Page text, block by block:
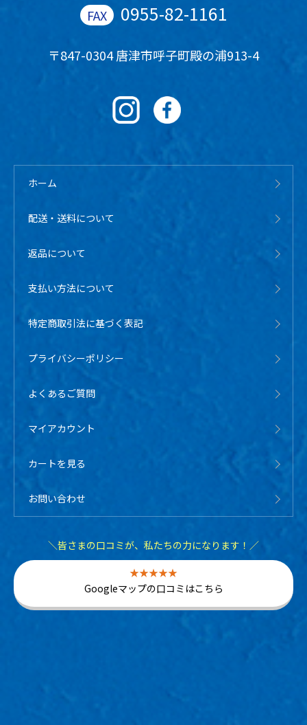
0955-82-1161
〒847-0304 唐津市呼子町殿の浦913-4
ホーム
配送・送料について
返品について
支払い方法について
特定商取引法に基づく表記
プライバシーポリシー
よくあるご質問
マイアカウント
カートを見る
お問い合わせ
＼皆さまの口コミが、私たちの力になります！／
Googleマップの口コミはこちら